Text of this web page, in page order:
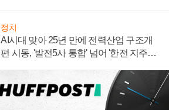
정치
AI시대 맞아 25년 만에 전력산업 구조개
편 시동, '발전5사 통합' 넘어 '한전 지주사'